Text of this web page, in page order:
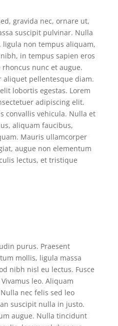
gravida nec, ornare ut,
suscipit pulvinar. Nulla
ligula non tempus aliquam,
in tempus sapien eros
nunc et augue.
pellentesque diam.
lobortis egestas. Lorem
adipiscing elit.
convallis vehicula. Nulla et
aliquam faucibus,
Mauris ullamcorper
augue non elementum
lectus, et tristique
purus. Praesent
mollis, ligula massa
nibh nisl eu lectus. Fusce
leo. Aliquam
nec felis sed leo
suscipit nulla in justo.
augue. Nulla tincidunt